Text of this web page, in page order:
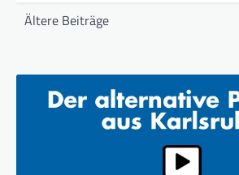
Beitragsnavigation
Ältere Beiträge